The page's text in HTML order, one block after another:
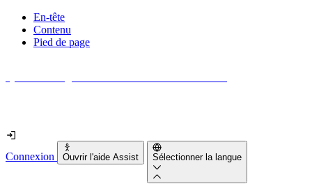
En-tête
Contenu
Pied de page
Connexion Ouvrir l'aide Assist Sélectionner la langue